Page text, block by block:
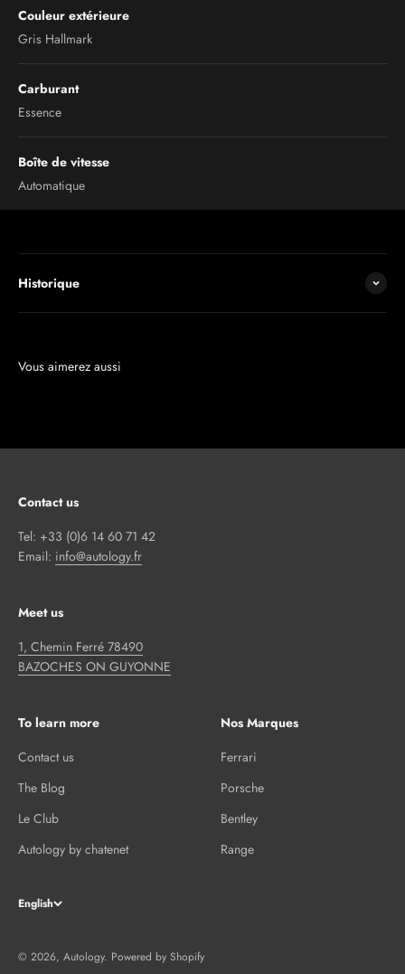
Couleur extérieure
Gris Hallmark
Carburant
Essence
Boîte de vitesse
Automatique
Historique
Contact us
Tel: +33 (0)6 14 60 71 42
Email: info@autology.fr
Meet us
1, Chemin Ferré 78490
BAZOCHES ON GUYONNE
To learn more
Contact us
The Blog
Le Club
Autology by chatenet
Nos Marques
Ferrari
Porsche
Bentley
Range
English
© 2026, Autology. Powered by Shopify